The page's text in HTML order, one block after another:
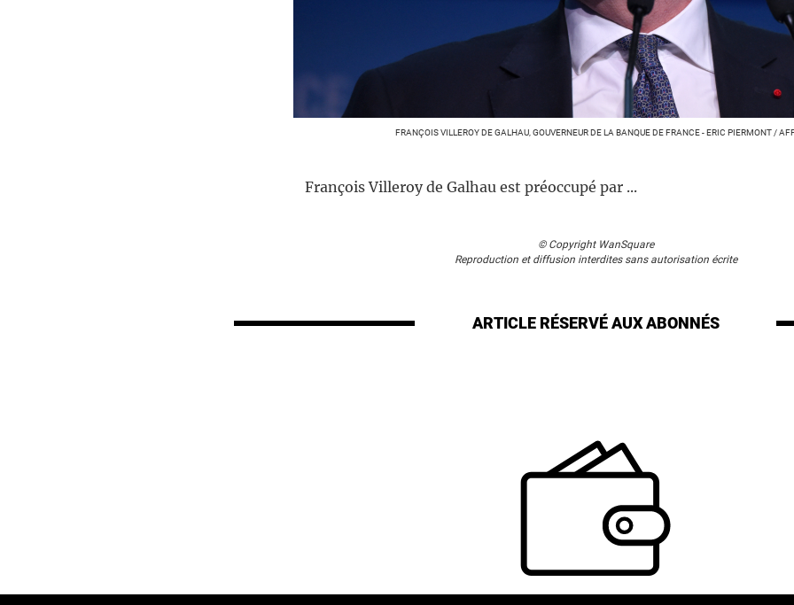
FRANÇOIS VILLEROY DE GALHAU, GOUVERNEUR DE LA BANQUE DE FRANCE - ERIC PIERMONT /
François Villeroy de Galhau est préoccupé par ...
© Copyright WanSquare
Reproduction et diffusion interdites sans autorisation écrite
ARTICLE RÉSERVÉAUX ABONNÉS